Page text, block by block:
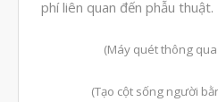
phí liên quan đến phẫu thuật.
(Máy quét thông
(Tạo cột sống người